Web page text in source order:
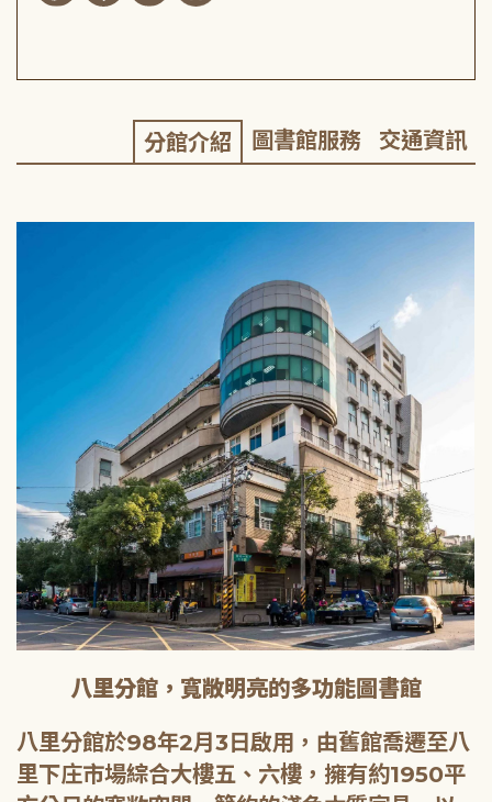
分館介紹 圖書館服務 交通資訊
八里分館，寬敞明亮的多功能圖書館
八里分館於98年2月3日啟用，由舊館喬遷至八
里下庄市場綜合大樓五、六樓，擁有約1950平